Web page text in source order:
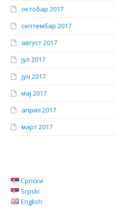
октобар 2017
септембар 2017
август 2017
јул 2017
јун 2017
мај 2017
април 2017
март 2017
Српски
Srpski
English